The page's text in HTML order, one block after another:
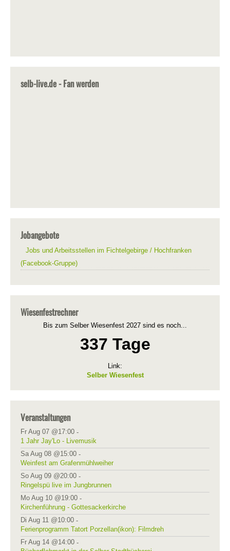
selb-live.de - Fan werden
Jobangebote
Jobs und Arbeitsstellen im Fichtelgebirge / Hochfranken
(Facebook-Gruppe)
Wiesenfestrechner
Bis zum Selber Wiesenfest 2027 sind es noch...
337 Tage
Link:
Selber Wiesenfest
Veranstaltungen
Fr Aug 07 @17:00 -
1 Jahr Jay'Lo - Livemusik
Sa Aug 08 @15:00 -
Weinfest am Grafenmühlweiher
So Aug 09 @20:00 -
Ringelspü live im Jungbrunnen
Mo Aug 10 @19:00 -
Kirchenführung - Gottesackerkirche
Di Aug 11 @10:00 -
Ferienprogramm Tatort Porzellan(ikon): Filmdreh
Fr Aug 14 @14:00 -